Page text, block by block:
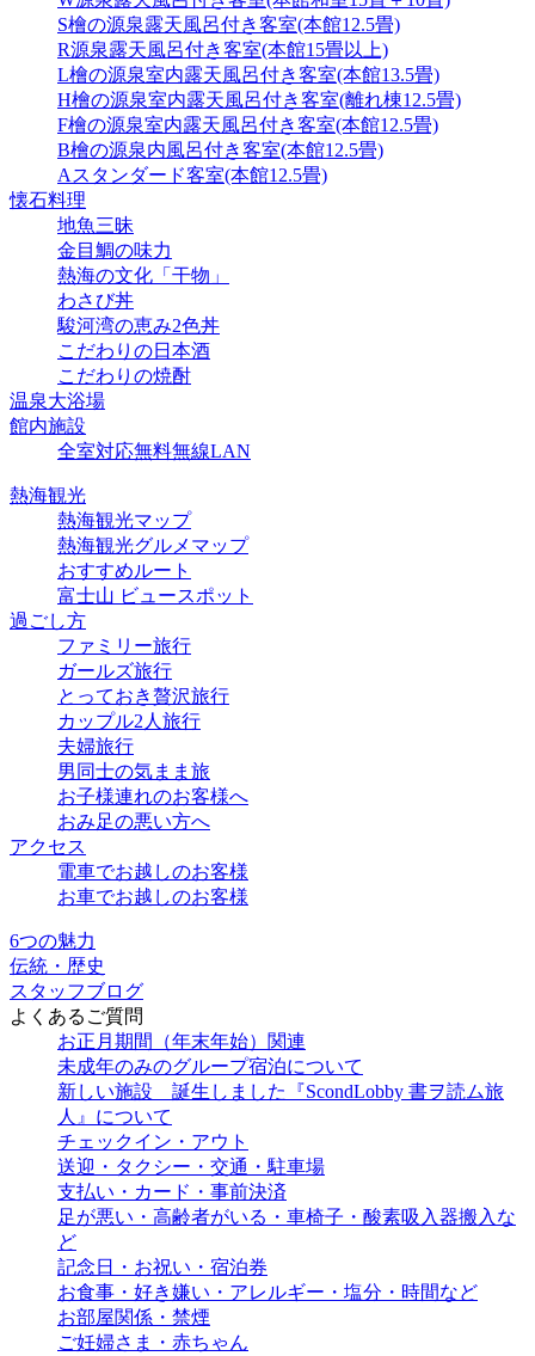
S檜の源泉露天風呂付き客室(本館12.5畳)
R源泉露天風呂付き客室(本館15畳以上)
L檜の源泉室内露天風呂付き客室(本館13.5畳)
H檜の源泉室内露天風呂付き客室(離れ棟12.5畳)
F檜の源泉室内露天風呂付き客室(本館12.5畳)
B檜の源泉内風呂付き客室(本館12.5畳)
Aスタンダード客室(本館12.5畳)
懐石料理
地魚三昧
金目鯛の味力
熱海の文化「干物」
わさび丼
駿河湾の恵み2色丼
こだわりの日本酒
こだわりの焼酎
温泉大浴場
館内施設
全室対応無料無線LAN
熱海観光
熱海観光マップ
熱海観光グルメマップ
おすすめルート
富士山 ビュースポット
過ごし方
ファミリー旅行
ガールズ旅行
とっておき贅沢旅行
カップル2人旅行
夫婦旅行
男同士の気まま旅
お子様連れのお客様へ
おみ足の悪い方へ
アクセス
電車でお越しのお客様
お車でお越しのお客様
6つの魅力
伝統・歴史
スタッフブログ
よくあるご質問
お正月期間（年末年始）関連
未成年のみのグループ宿泊について
新しい施設 誕生しました『ScondLobby 書ヲ読ム旅
人』について
チェックイン・アウト
送迎・タクシー・交通・駐車場
支払い・カード・事前決済
足が悪い・高齢者がいる・車椅子・酸素吸入器搬入な
ど
記念日・お祝い・宿泊券
お食事・好き嫌い・アレルギー・塩分・時間など
お部屋関係・禁煙
ご妊婦さま・赤ちゃん